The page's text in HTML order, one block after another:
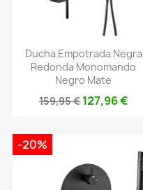
Ducha Empotrada Negra
Redonda Monomando
Negro Mate
159,95 € 127,96 €
-20%